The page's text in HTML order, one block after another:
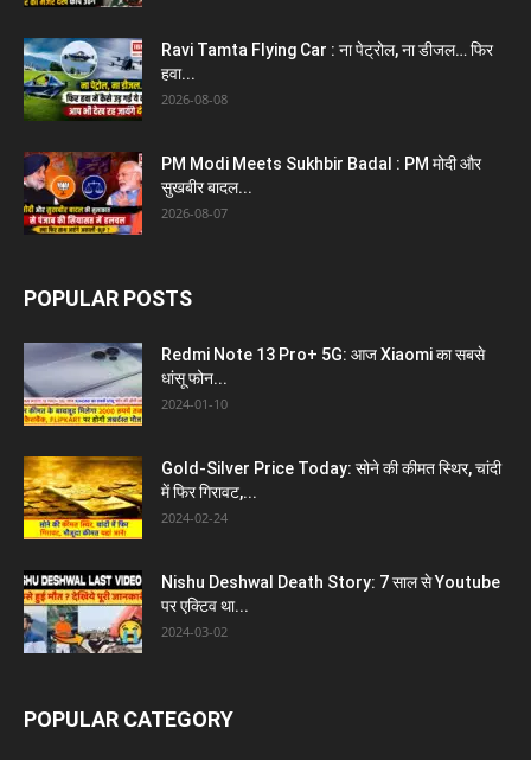
Ravi Tamta Flying Car : ना पेट्रोल, ना डीजल… फिर
हवा...
2026-08-08
PM Modi Meets Sukhbir Badal : PM मोदी और
सुखबीर बादल...
2026-08-07
POPULAR POSTS
Redmi Note 13 Pro+ 5G: आज Xiaomi का सबसे
धांसू फोन...
2024-01-10
Gold-Silver Price Today: सोने की कीमत स्थिर, चांदी
में फिर गिरावट,...
2024-02-24
Nishu Deshwal Death Story: 7 साल से Youtube
पर एक्टिव था...
2024-03-02
POPULAR CATEGORY